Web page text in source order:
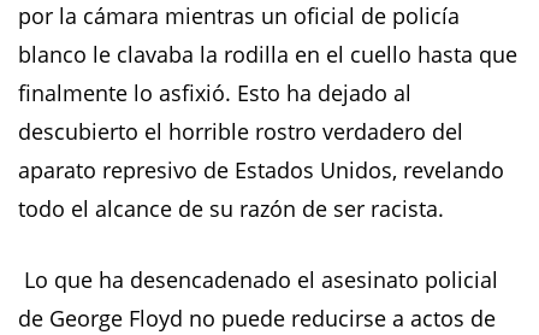
por la cámara mientras un oficial de policía
blanco le clavaba la rodilla en el cuello hasta que
finalmente lo asfixió. Esto ha dejado al
descubierto el horrible rostro verdadero del
aparato represivo de Estados Unidos, revelando
todo el alcance de su razón de ser racista.
Lo que ha desencadenado el asesinato policial
de George Floyd no puede reducirse a actos de